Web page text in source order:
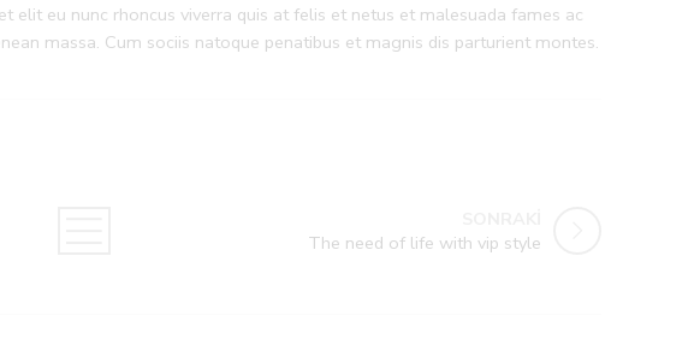
elit eu nunc rhoncus viverra quis at felis et netus et malesuada fames ac
massa. Cum sociis natoque penatibus et magnis dis parturient montes.
The need of life with vip style